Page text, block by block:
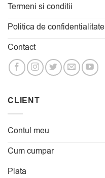
Termeni si conditii
Politica de confidentialitate
Contact
CLIENT
Contul meu
Cum cumpar
Plata